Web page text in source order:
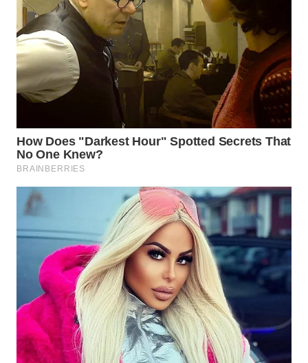
WN
TAPANULI
UTARA
WN
SAMOSIR
WN
PADANG
LAWAS
SUMEDANG
WN
CIANJUR
WN
KEPULAUAN
SERIBU